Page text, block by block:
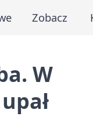
Zobacz
W